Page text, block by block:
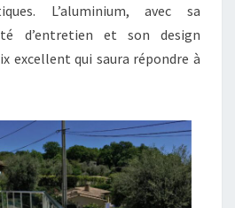
L’aluminium, avec sa
d’entretien et son design
excellent qui saura répondre à